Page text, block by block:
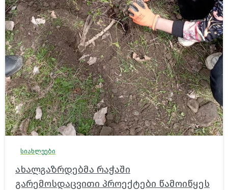
სიახლეები
ახალგაზრდებმა რაჭაში
გარემოსდაცვითი პროექტები წამოიწყეს